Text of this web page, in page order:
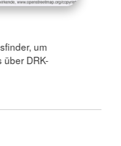
um
über DRK-